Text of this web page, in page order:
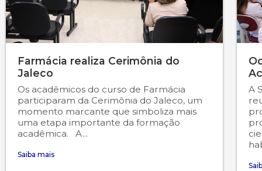
Farmácia realiza Cerimônia do
Jaleco
Os acadêmicos do curso de Farmácia
participaram da Cerimônia do Jaleco, um
momento marcante que simboliza mais
uma etapa importante da formação
acadêmica. A...
Saiba mais
A
Psicologia
Publicidade e Propaganda
Segunda Chamada
Seguro Escolar
Sapien
Simulado Preparatório
Publicações Científicas
Revistas Campo Real
WhatsApp Campo Real